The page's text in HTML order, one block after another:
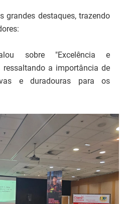
grandes destaques, trazendo
sobre "Excelência e
ressaltando a importância de
e duradouras para os